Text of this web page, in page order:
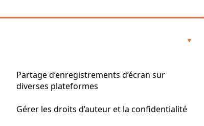
Partage d’enregistrements d’écran sur
diverses plateformes
Gérer les droits d’auteur et la confidentialité